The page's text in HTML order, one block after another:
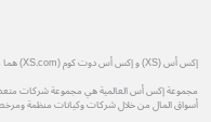
إكس أس (XS) و إكس أس دوت كوم (XS.com) هما علامتان تجاريتان مسجلتان لمجموعة إكس أس العالمية.
مجموعة إكس أس العالمية هي مجموعة شركات
أسواق المال من خلال شركات وكيانات منظمة